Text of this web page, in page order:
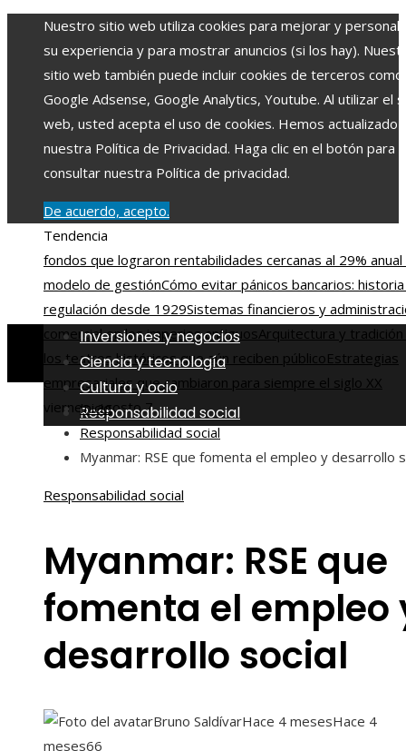
Nuestro sitio web utiliza cookies para mejorar y
su experiencia y para mostrar anuncios (si los hay).
sitio web también puede incluir cookies de terceros como
Google Adsense, Google Analytics, Youtube. Al utilizar el
web, usted acepta el uso de cookies. Hemos actualizado
nuestra Política de Privacidad. Haga clic en el botón para
consultar nuestra Política de privacidad.
De acuerdo, acepto.
Tendencia
fondos que lograron rentabilidades cercanas al 29% anual
modelo de gestiónCómo evitar pánicos bancarios:
regulación desde 1929Sistemas financieros y
comercial en los imperios antiguosArquitectura y tradición
los teatros históricos que aún reciben públicoEstrategias
empresariales que cambiaron para siempre el siglo XX
viernes, agosto 7
Inversiones y negocios
Ciencia y tecnología
Cultura y ocio
Responsabilidad social
Inicio
Responsabilidad social
Myanmar: RSE que fomenta el empleo y desarrollo
Responsabilidad social
Myanmar: RSE que
fomenta el empleo
desarrollo social
Bruno SaldívarHace 4 mesesHace 4
meses66